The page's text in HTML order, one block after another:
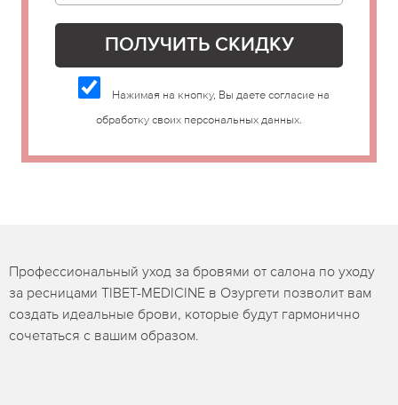
Нажимая на кнопку, Вы даете согласие на
обработку своих персональных данных.
Профессиональный уход за бровями от салона по уходу
за ресницами TIBET-MEDICINE в Озургети позволит вам
создать идеальные брови, которые будут гармонично
сочетаться с вашим образом.